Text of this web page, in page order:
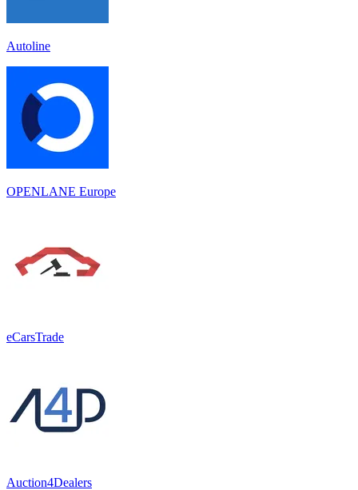
Autoline
OPENLANE Europe
eCarsTrade
Auction4Dealers